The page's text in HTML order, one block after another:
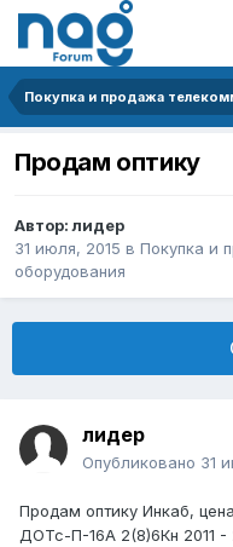
Продам оптику
Автор:лидер
31 июля, 2015 в Покупка и
оборудования
лидер
Опубликовано 31
Продам оптику Инкаб,
ДОТс-П-16А 2(8)6Кн 2011 -